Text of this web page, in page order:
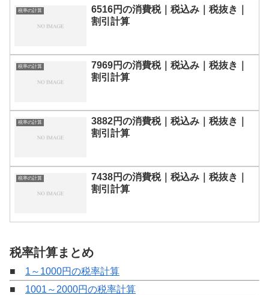
税率の計算
6516円の消費税｜税込み｜税抜き｜
割引計算
税率の計算
7969円の消費税｜税込み｜税抜き｜
割引計算
税率の計算
3882円の消費税｜税込み｜税抜き｜
割引計算
税率の計算
7438円の消費税｜税込み｜税抜き｜
割引計算
税率計算まとめ
■ 1～1000円の税率計算
■ 1001～2000円の税率計算